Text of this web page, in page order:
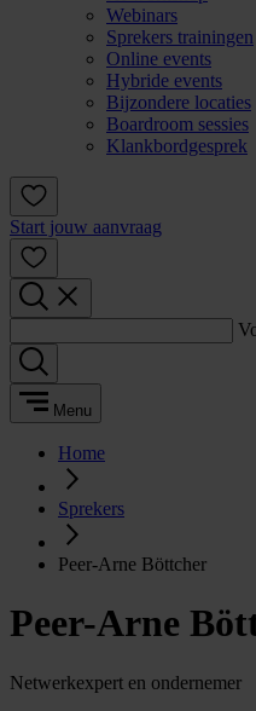
Webinars
Sprekers trainingen
Online events
Hybride events
Bijzondere locaties
Boardroom sessies
Klankbordgesprek
Start jouw aanvraag
Menu
Home
Sprekers
Peer-Arne Böttcher
Peer-Arne
Netwerkexpert en ondernemer